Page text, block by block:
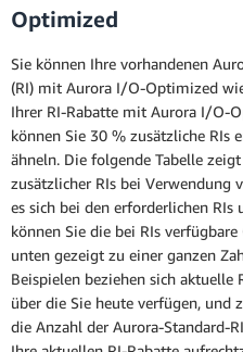
Optimized
Sie können Ihre vorhandenen
(RI) mit Aurora I/O-Optimized
Ihrer RI-Rabatte mit Aurora I/O-
können Sie 30 % zusätzliche RIs
ähneln. Die folgende Tabelle
zusätzlicher RIs bei
es sich bei den erforderlichen
können Sie die bei RIs
unten gezeigt zu einer ganzen
Beispielen beziehen sich aktuelle
über die Sie heute verfügen, und
die Anzahl der Aurora-Standard-